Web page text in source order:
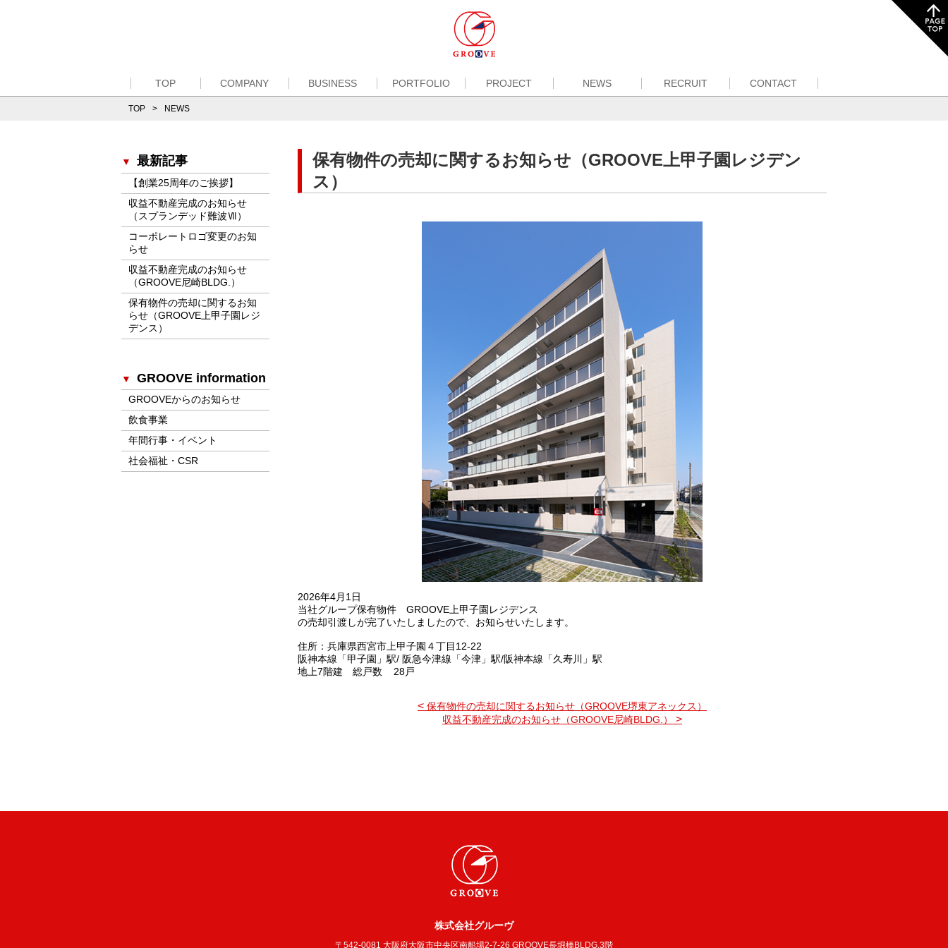
TOP COMPANY BUSINESS PORTFOLIO PROJECT NEWS RECRUIT CONTACT
TOP NEWS
保有物件の売却に関するお知らせ（GROOVE上甲子園レジデン
ス）
2026年4月1日
当社グループ保有物件 GROOVE上甲子園レジデンス
の売却引渡しが完了いたしましたので、お知らせいたします。
住所：兵庫県西宮市上甲子園４丁目12-22
阪神本線「甲子園」駅/ 阪急今津線「今津」駅/阪神本線「久寿川」駅
地上7階建 総戸数 28戸
< 保有物件の売却に関するお知らせ（GROOVE堺東アネックス）
収益不動産完成のお知らせ（GROOVE尼崎BLDG.） >
最新記事
【創業25周年のご挨拶】
収益不動産完成のお知らせ
（スプランデッド難波Ⅶ）
コーポレートロゴ変更のお知
らせ
収益不動産完成のお知らせ
（GROOVE尼崎BLDG.）
保有物件の売却に関するお知
らせ（GROOVE上甲子園レジ
デンス）
GROOVE information
GROOVEからのお知らせ
飲食事業
年間行事・イベント
社会福祉・CSR
株式会社グルーヴ
〒542-0081 大阪府大阪市中央区南船場2-7-26 GROOVE長堀橋BLDG.3階